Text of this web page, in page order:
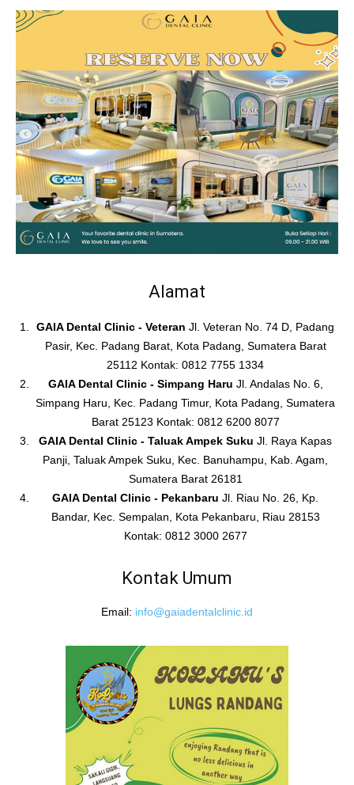
Alamat
GAIA Dental Clinic - Veteran Jl. Veteran No. 74 D, Padang
Pasir, Kec. Padang Barat, Kota Padang, Sumatera Barat
25112 Kontak: 0812 7755 1334
GAIA Dental Clinic - Simpang Haru Jl. Andalas No. 6,
Simpang Haru, Kec. Padang Timur, Kota Padang, Sumatera
Barat 25123 Kontak: 0812 6200 8077
GAIA Dental Clinic - Taluak Ampek Suku Jl. Raya Kapas
Panji, Taluak Ampek Suku, Kec. Banuhampu, Kab. Agam,
Sumatera Barat 26181
GAIA Dental Clinic - Pekanbaru Jl. Riau No. 26, Kp.
Bandar, Kec. Sempalan, Kota Pekanbaru, Riau 28153
Kontak: 0812 3000 2677
Kontak Umum
Email: info@gaiadentalclinic.id